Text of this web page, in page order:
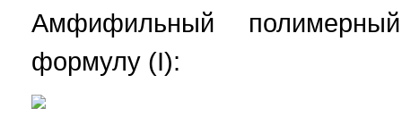
Амфифильный
формулу (I):